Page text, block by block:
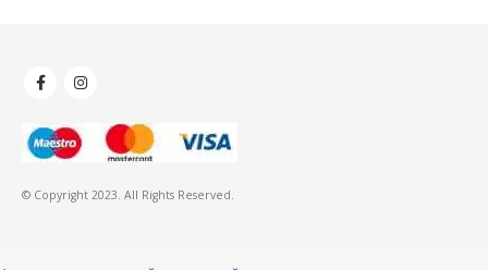
© Copyright 2023. All Rights Reserved.